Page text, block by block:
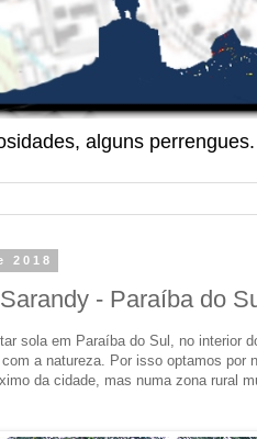
alguns
2018
- Paraíba do
sola em Paraíba do Sul, no interior
a natureza. Por isso optamos por
da cidade, mas numa zona rural